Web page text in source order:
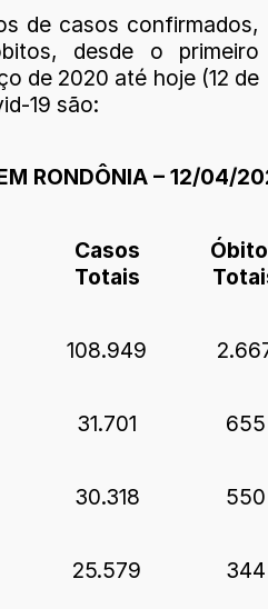
de casos confirmados,
desde o primeiro
de 2020 até hoje (12 de
19 são:
RONDÔNIA – 12/04/
Casos
Totais
108.949
31.701 655
30.318 550
25.579 344